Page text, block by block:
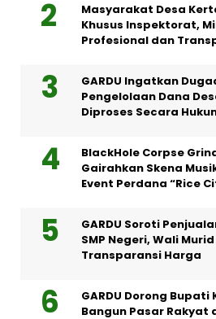
Masyarakat Desa
Khusus Inspektorat,
Profesional dan
GARDU Ingatkan
Pengelolaan Dana
Diproses Secara
BlackHole Corpse
Gairahkan Skena
Event Perdana “Rice
GARDU Soroti
SMP Negeri, Wali
Transparansi Harga
GARDU Dorong
Bangun Pasar Rakyat